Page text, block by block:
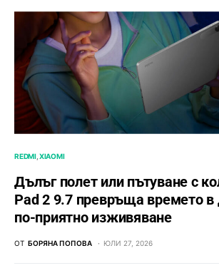
REDMI XIAOMI
Дълъг полет или пътуване с
Pad 2 9.7 превръща времето
по-приятно изживяване
ОТ БОРЯНА ПОПОВА ЮЛИ 27, 2026